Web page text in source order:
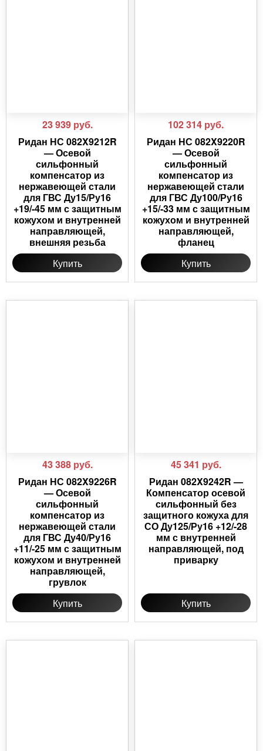
23 939 руб.
Ридан НС 082X9212R
— Осевой
сильфонный
компенсатор из
нержавеющей стали
для ГВС Ду15/Ру16
+19/-45 мм с защитным
кожухом и внутренней
направляющей,
внешняя резьба
Купить
102 314 руб.
Ридан НС 082X9220R
— Осевой
сильфонный
компенсатор из
нержавеющей стали
для ГВС Ду100/Ру16
+15/-33 мм с защитным
кожухом и внутренней
направляющей,
фланец
Купить
43 388 руб.
Ридан НС 082X9226R
— Осевой
сильфонный
компенсатор из
нержавеющей стали
для ГВС Ду40/Ру16
+11/-25 мм с защитным
кожухом и внутренней
направляющей,
грувлок
Купить
45 341 руб.
Ридан 082X9242R —
Компенсатор осевой
сильфонный без
защитного кожуха для
СО Ду125/Ру16 +12/-28
мм с внутренней
направляющей, под
приварку
Купить